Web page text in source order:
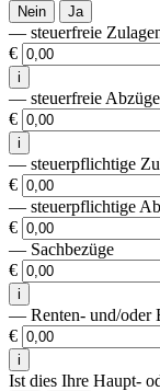
Nein Ja
— steuerfreie
€
i
— steuerfreie Abzüge
€
i
— steuerpflichtige
€
— steuerpflichtige
€
— Sachbezüge
€
i
— Renten- und/oder
€
i
Ist dies Ihre Haupt-